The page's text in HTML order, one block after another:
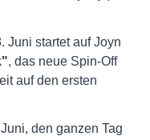
Juni startet auf Joyn
, das neue Spin-Off
auf den ersten
den ganzen Tag